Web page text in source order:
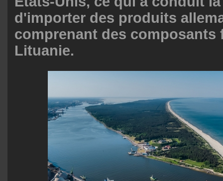
d'importer des produits
comprenant des composants
Lituanie.